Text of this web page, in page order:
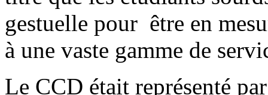
gestuelle pour être en
à une vaste gamme de
Le CCD était représenté